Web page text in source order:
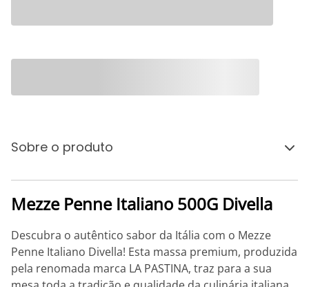
Sobre o produto
Mezze Penne Italiano 500G Divella
Descubra o autêntico sabor da Itália com o Mezze
Penne Italiano Divella! Esta massa premium, produzida
pela renomada marca LA PASTINA, traz para a sua